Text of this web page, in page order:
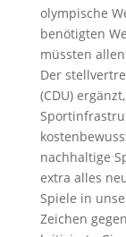
olympische
benötigten
müssten
Der
(CDU)
nachhaltige
extra alles
Spiele in
Zeichen